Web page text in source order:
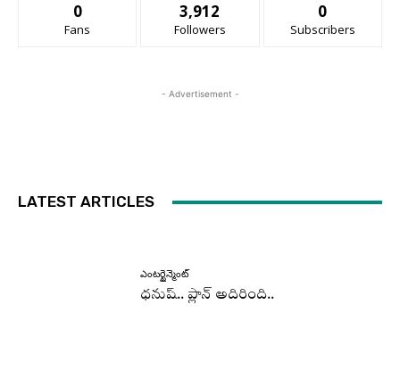
0
Fans
3,912
Followers
0
Subscribers
- Advertisement -
LATEST ARTICLES
ఎంటర్టైన్మెంట్
ధనుష్‌.. ప్లాన్ అదిరింది..